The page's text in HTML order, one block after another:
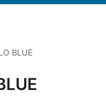
BLUE